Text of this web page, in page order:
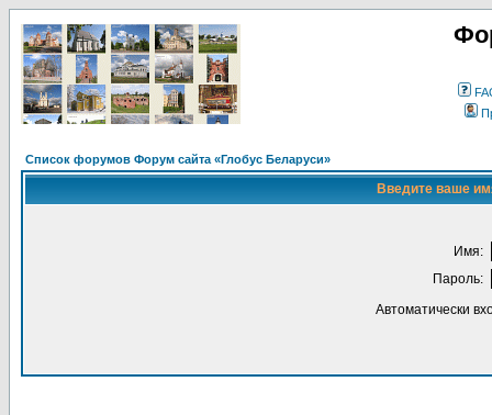
Список форумов Форум сайта «Глобус Беларуси»
Введите ваше
Имя:
Пароль:
Автоматически